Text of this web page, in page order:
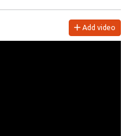
Add video